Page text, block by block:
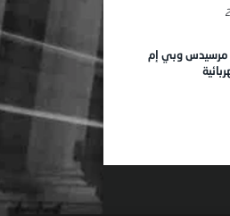
مرسيدس وبي إم